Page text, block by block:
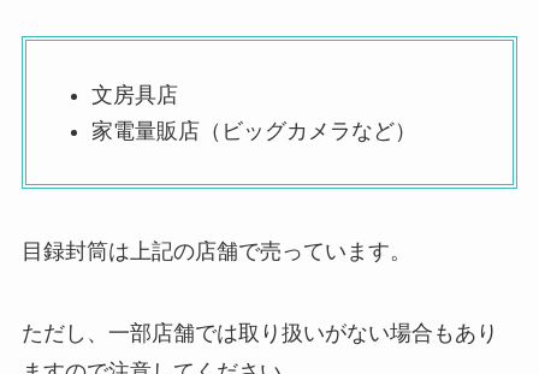
文房具店
家電量販店（ビッグカメラなど）
目録封筒は上記の店舗で売っています。
ただし、一部店舗では取り扱いがない場合もあり